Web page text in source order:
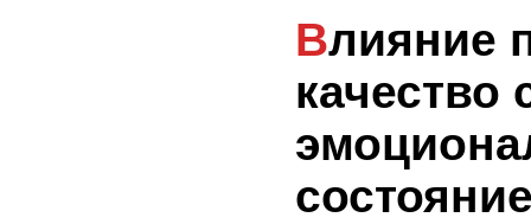
Влияние питания на
качество